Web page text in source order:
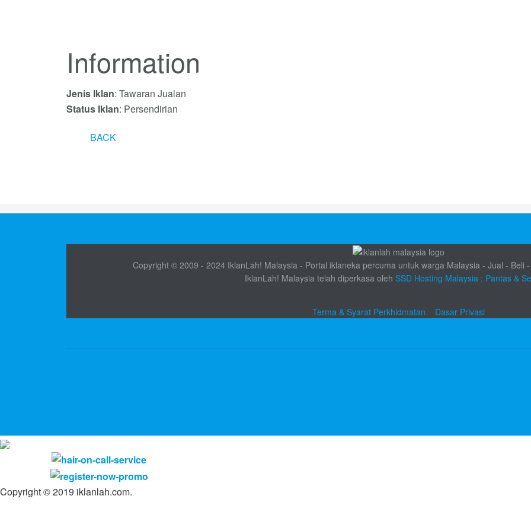
Information
Jenis Iklan: Tawaran Jualan
Status Iklan: Persendirian
BACK
Copyright © 2009 - 2024 IklanLah! Malaysia - Portal iklaneka percuma untuk warga Malaysia - Jual - Beli
IklanLah! Malaysia telah diperkasa oleh SSD Hosting Malaysia : Pantas &
Terma & Syarat Perkhidmatan Dasar Privasi
Copyright © 2019 iklanlah.com.